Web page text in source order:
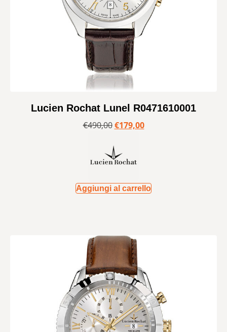
Lucien Rochat Lunel R0471610001
€490,00 €179,00
Aggiungi al carrello